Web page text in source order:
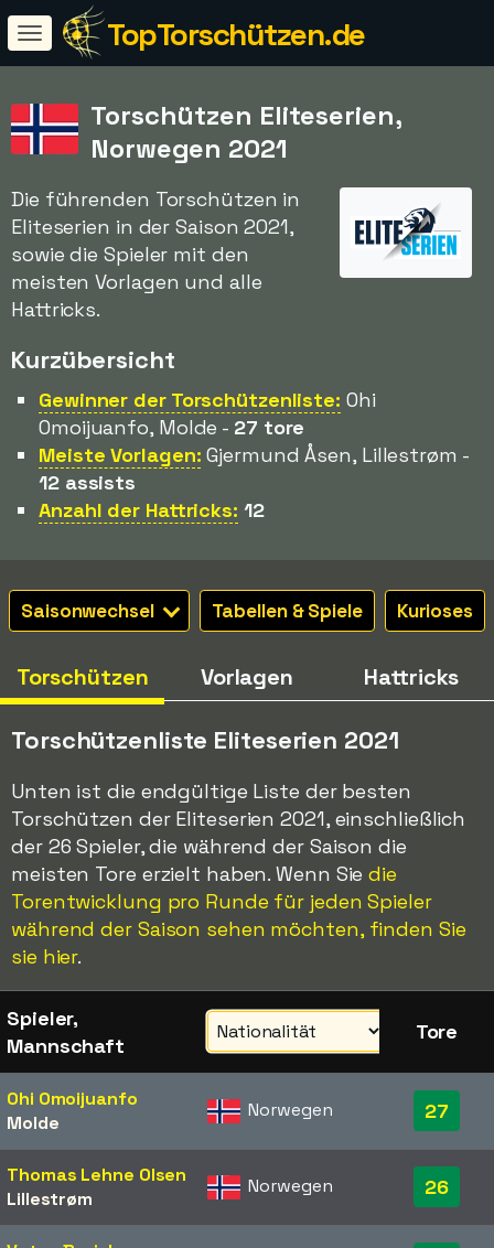
TopTorschützen.de
Torschützen Eliteserien,
Norwegen 2021
Die führenden Torschützen in
Eliteserien in der Saison 2021,
sowie die Spieler mit den
meisten Vorlagen und alle
Hattricks.
Kurzübersicht
Gewinner der Torschützenliste: Ohi
Omoijuanfo, Molde - 27 tore
Meiste Vorlagen: Gjermund Åsen, Lillestrøm -
12 assists
Anzahl der Hattricks: 12
Saisonwechsel Tabellen & Spiele Kurioses
Torschützen Vorlagen Hattricks
Torschützenliste Eliteserien 2021
Unten ist die endgültige Liste der besten
Torschützen der Eliteserien 2021, einschließlich
der 26 Spieler, die während der Saison die
meisten Tore erzielt haben. Wenn Siedie
Torentwicklung pro Runde für jeden Spieler
während der Saison sehen möchten, finden Sie
sie hier.
Spieler,
Mannschaft
Tore
Ohi Omoijuanfo
Molde
Norwegen 27
Thomas Lehne Olsen
Lillestrøm
Norwegen 26